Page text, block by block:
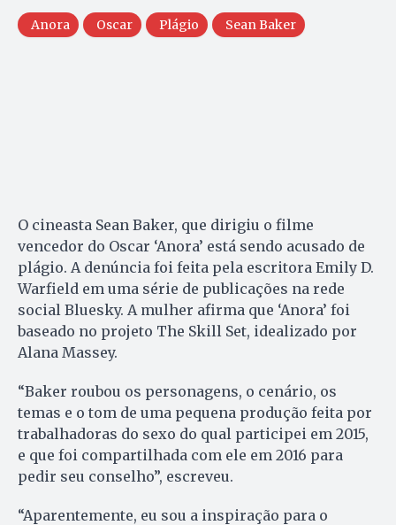
Anora Oscar Plágio Sean Baker
O cineasta Sean Baker, que dirigiu o filme
vencedor do Oscar ‘Anora’ está sendo acusado de
plágio. A denúncia foi feita pela escritora Emily D.
Warfield em uma série de publicações na rede
social Bluesky. A mulher afirma que ‘Anora’ foi
baseado no projeto The Skill Set, idealizado por
Alana Massey.
“Baker roubou os personagens, o cenário, os
temas e o tom de uma pequena produção feita por
trabalhadoras do sexo do qual participei em 2015,
e que foi compartilhada com ele em 2016 para
pedir seu conselho”, escreveu.
“Aparentemente, eu sou a inspiração para o